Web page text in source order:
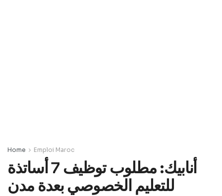
Home Emploi Maroc
أنابيك: مطلوب توظيف 7 أساتذة
للتعليم الخصوصي بعدة مدن